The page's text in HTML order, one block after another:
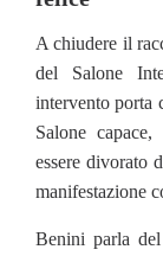
A chiudere il
del Salone
intervento porta
Salone
essere divorato
manifestazione
Benini parla